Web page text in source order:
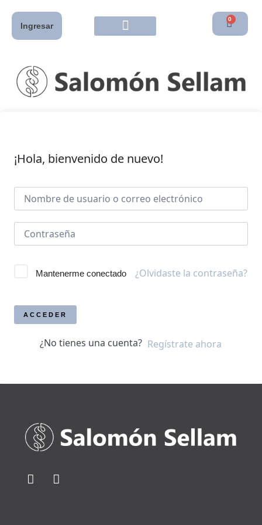
Ingresar
0
¡Hola, bienvenido de nuevo!
Mantenerme conectado ¿Olvidaste la contraseña?
ACCEDER
¿No tienes una cuenta? Regístrate ahora